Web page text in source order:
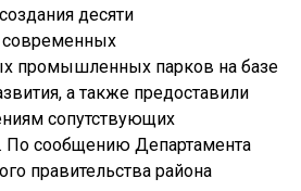
десяти
промышленных парков на базе
а также предоставили
сопутствующих
По сообщению Департамента
правительства района